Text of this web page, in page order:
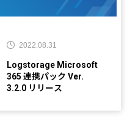
2022.08.31
Logstorage Microsoft
365 連携パック Ver.
3.2.0 リリース